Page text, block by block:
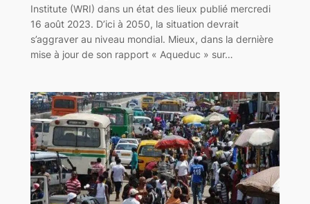
Institute (WRI) dans un état des lieux publié mercredi
16 août 2023. D’ici à 2050, la situation devrait
s’aggraver au niveau mondial. Mieux, dans la dernière
mise à jour de son rapport « Aqueduc » sur…